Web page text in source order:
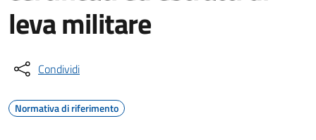
leva militare
Condividi
Normativa di riferimento